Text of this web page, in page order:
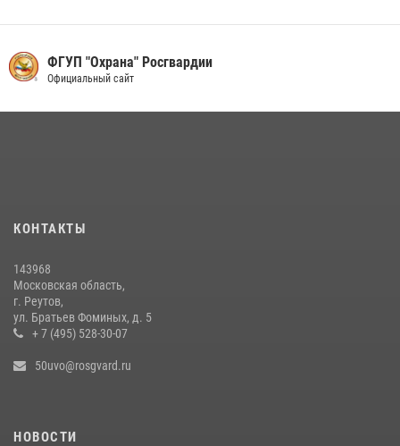
Росгвардейцы задержали рецидивиста, подозреваемого в краже на
13 июля 2026, 14:14
ФГУП "Охрана" Росгвардии
Официальный сайт
КОНТАКТЫ
143968
Московская область,
г. Реутов,
ул. Братьев Фоминых, д. 5
+ 7 (495) 528-30-07
50uvo@rosgvard.ru
НОВОСТИ